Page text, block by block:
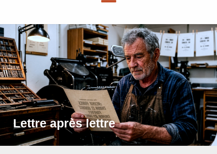
Lettre après lettre